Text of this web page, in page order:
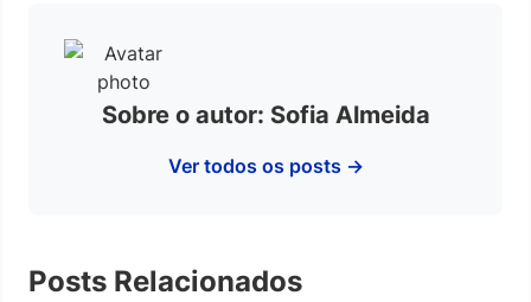
Sobre o autor: Sofia Almeida
Ver todos os posts →
Posts Relacionados